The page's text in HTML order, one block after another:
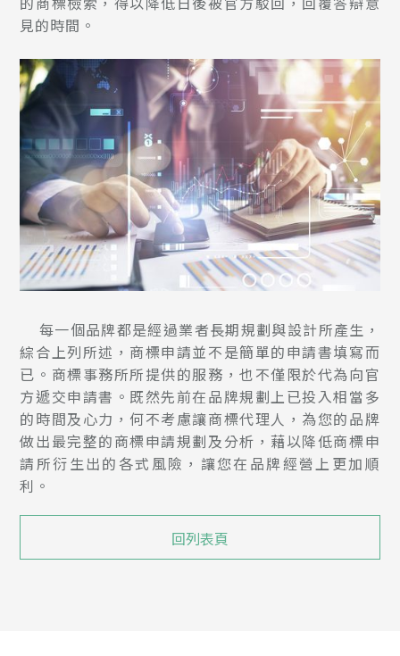
見的時間。
每一個品牌都是經過業者長期規劃與設計所產生，
綜合上列所述，商標申請並不是簡單的申請書填寫而
已。商標事務所所提供的服務，也不僅限於代為向官
方遞交申請書。既然先前在品牌規劃上已投入相當多
的時間及心力，何不考慮讓商標代理人，為您的品牌
做出最完整的商標申請規劃及分析，藉以降低商標申
請所衍生出的各式風險，讓您在品牌經營上更加順
利。
回列表頁